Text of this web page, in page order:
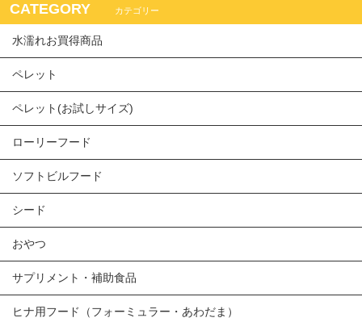
CATEGORY カテゴリー
水濡れお買得商品
ペレット
ペレット(お試しサイズ)
ローリーフード
ソフトビルフード
シード
おやつ
サプリメント・補助食品
ヒナ用フード（フォーミュラー・あわだま）